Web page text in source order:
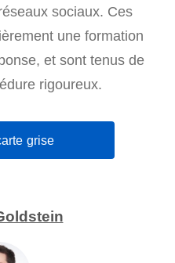
sociaux. Ces
une formation
et sont tenus de
rigoureux.
grise